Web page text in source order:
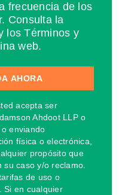
frecuencia de los
Consulta la
los Términos y
web.
acepta ser
Ahdoot LLP o
enviando
física o electrónica,
propósito que
caso y/o reclamo.
de uso o
Si en cualquier